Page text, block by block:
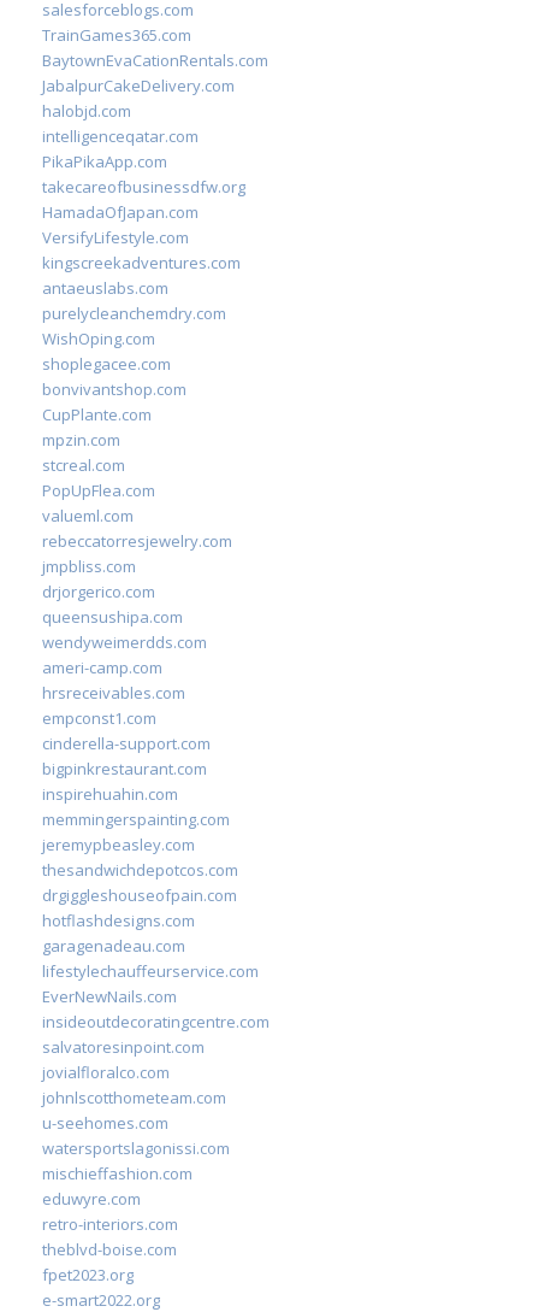
salesforceblogs.com
TrainGames365.com
BaytownEvaCationRentals.com
JabalpurCakeDelivery.com
halobjd.com
intelligenceqatar.com
PikaPikaApp.com
takecareofbusinessdfw.org
HamadaOfJapan.com
VersifyLifestyle.com
kingscreekadventures.com
antaeuslabs.com
purelycleanchemdry.com
WishOping.com
shoplegacee.com
bonvivantshop.com
CupPlante.com
mpzin.com
stcreal.com
PopUpFlea.com
valueml.com
rebeccatorresjewelry.com
jmpbliss.com
drjorgerico.com
queensushipa.com
wendyweimerdds.com
ameri-camp.com
hrsreceivables.com
empconst1.com
cinderella-support.com
bigpinkrestaurant.com
inspirehuahin.com
memmingerspainting.com
jeremypbeasley.com
thesandwichdepotcos.com
drgiggleshouseofpain.com
hotflashdesigns.com
garagenadeau.com
lifestylechauffeurservice.com
EverNewNails.com
insideoutdecoratingcentre.com
salvatoresinpoint.com
jovialfloralco.com
johnlscotthometeam.com
u-seehomes.com
watersportslagonissi.com
mischieffashion.com
eduwyre.com
retro-interiors.com
theblvd-boise.com
fpet2023.org
e-smart2022.org